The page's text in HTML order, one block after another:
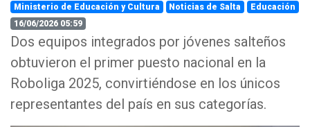
Ministerio de Educación y Cultura Noticias de Salta
Educación
16/06/2026 05:59
Dos equipos integrados por jóvenes salteños
obtuvieron el primer puesto nacional en la
Roboliga 2025, convirtiéndose en los únicos
representantes del país en sus categorías.